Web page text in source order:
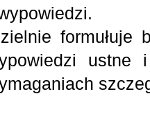
formułuje